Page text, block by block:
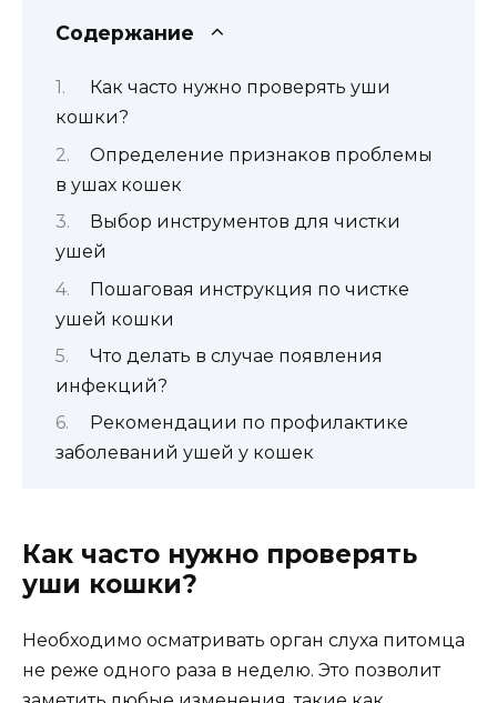
Содержание
Как часто нужно проверять уши
кошки?
Определение признаков проблемы
в ушах кошек
Выбор инструментов для чистки
ушей
Пошаговая инструкция по чистке
ушей кошки
Что делать в случае появления
инфекций?
Рекомендации по профилактике
заболеваний ушей у кошек
Как часто нужно проверять
уши кошки?
Необходимо осматривать орган слуха питомца
не реже одного раза в неделю. Это позволит